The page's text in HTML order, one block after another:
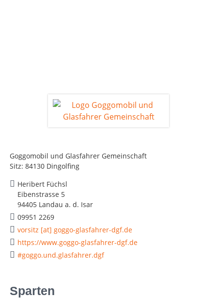
Goggomobil und Glasfahrer Gemeinschaft
Sitz: 84130 Dingolfing
Heribert Füchsl
Eibenstrasse 5
94405 Landau a. d. Isar
09951 2269
vorsitz [at] goggo-glasfahrer-dgf.de
https://www.goggo-glasfahrer-dgf.de
#goggo.und.glasfahrer.dgf
Sparten